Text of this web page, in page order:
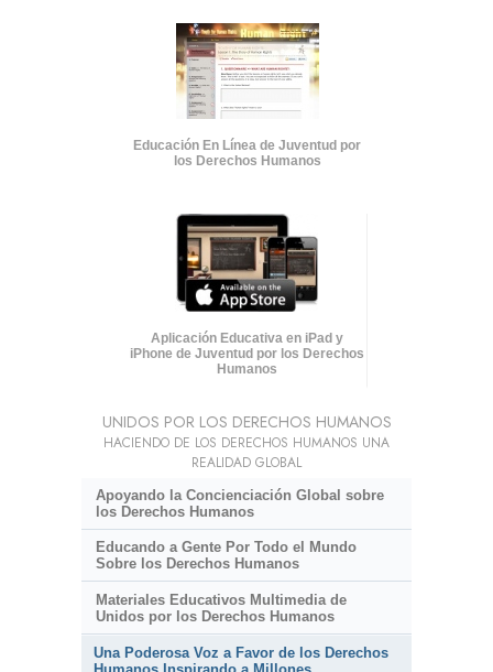
Educación En Línea de Juventud por
los Derechos Humanos
Aplicación Educativa en iPad y
iPhone de Juventud por los Derechos
Humanos
UNIDOS POR LOS DERECHOS HUMANOS
HACIENDO DE LOS DERECHOS HUMANOS UNA
REALIDAD GLOBAL
Apoyando la Concienciación Global sobre
los Derechos Humanos
Educando a Gente Por Todo el Mundo
Sobre los Derechos Humanos
Materiales Educativos Multimedia de
Unidos por los Derechos Humanos
Una Poderosa Voz a Favor de los Derechos